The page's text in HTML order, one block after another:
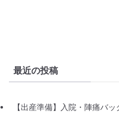
最近の投稿
【出産準備】入院・陣痛バ